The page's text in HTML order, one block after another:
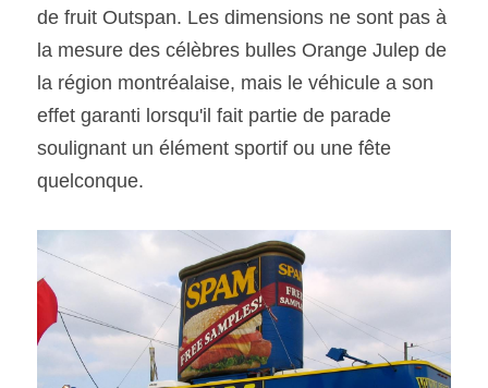
de fruit Outspan. Les dimensions ne sont pas à
la mesure des célèbres bulles Orange Julep de
la région montréalaise, mais le véhicule a son
effet garanti lorsqu'il fait partie de parade
soulignant un élément sportif ou une fête
quelconque.